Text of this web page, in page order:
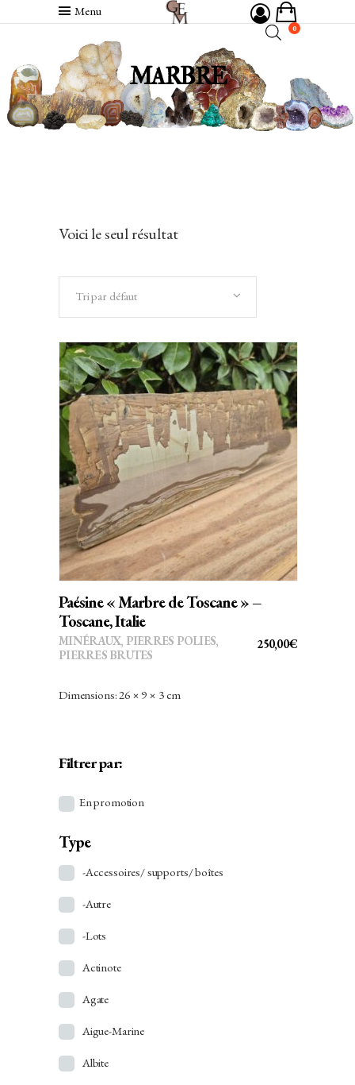
Menu
0
MARBRE
Voici le seul résultat
Tri par défaut
AJOUTER AU PANIER
Paésine « Marbre de Toscane » –
Toscane, Italie
250,00€
MINÉRAUX, PIERRES POLIES,
PIERRES BRUTES
Dimensions: 26 × 9 × 3 cm
Filtrer par:
En promotion
Type
-Accessoires/ supports/ boîtes
-Autre
-Lots
Actinote
Agate
Aigue-Marine
Albite